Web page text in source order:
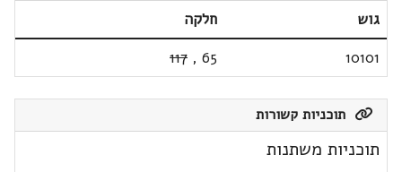
גוש
חלקה
10101
65
,
117
תוכניות קשורות
תוכניות משתנות